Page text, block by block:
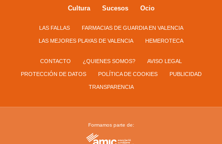
Cultura
Sucesos Ocio
LAS FALLAS FARMACIAS DE GUARDIA EN VALENCIA
LAS MEJORES PLAYAS DE VALENCIA HEMEROTECA
CONTACTO ¿QUIENES SOMOS? AVISO LEGAL
PROTECCIÓN DE DATOS POLÍTICA DE COOKIES PUBLICIDAD
TRANSPARENCIA
Formamos parte de: